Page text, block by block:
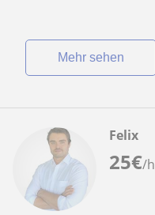
Mehr sehen
25€/h
Felix